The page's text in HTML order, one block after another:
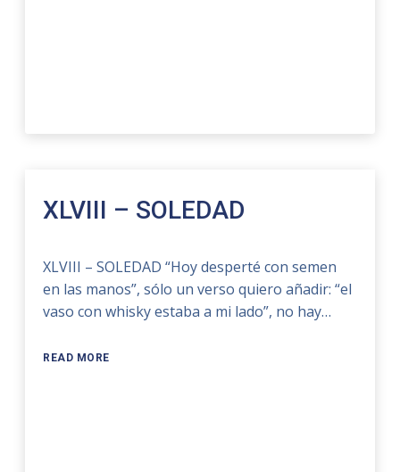
XLVIII – SOLEDAD
XLVIII – SOLEDAD “Hoy desperté con semen
en las manos”, sólo un verso quiero añadir: “el
vaso con whisky estaba a mi lado”, no hay…
READ MORE